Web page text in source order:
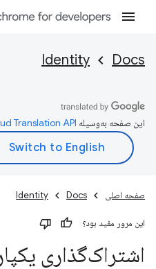
Docs
Identity
این صفحه به‌وسیله
صفحه اصلی Docs
Identity
این مرور مفید بود؟
اشتراک‌گذاری